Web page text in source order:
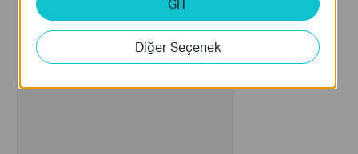
GİT
Diğer Seçenek